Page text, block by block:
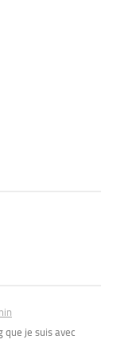
que je suis avec